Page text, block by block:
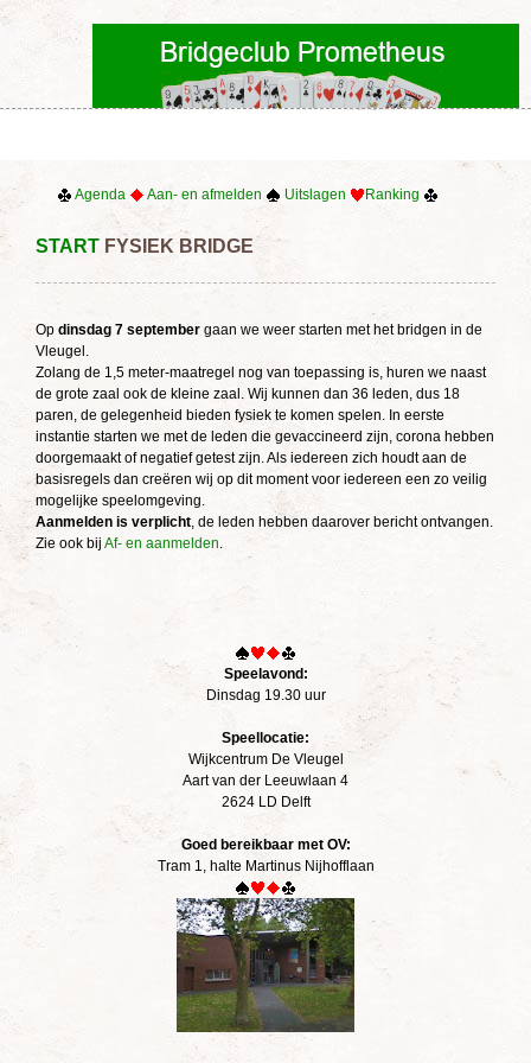
Agenda Aan- en afmelden Uitslagen Ranking
START FYSIEK BRIDGE
Op dinsdag 7 september gaan we weer starten met het bridgen in de
Vleugel.
Zolang de 1,5 meter-maatregel nog van toepassing is, huren we naast
de grote zaal ook de kleine zaal. Wij kunnen dan 36 leden, dus 18
paren, de gelegenheid bieden fysiek te komen spelen. In eerste
instantie starten we met de leden die gevaccineerd zijn, corona hebben
doorgemaakt of negatief getest zijn. Als iedereen zich houdt aan de
basisregels dan creëren wij op dit moment voor iedereen een zo veilig
mogelijke speelomgeving.
Aanmelden is verplicht, de leden hebben daarover bericht ontvangen.
Zie ook bij Af- en aanmelden.
Speelavond:
Dinsdag 19.30 uur
Speellocatie:
Wijkcentrum De Vleugel
Aart van der Leeuwlaan 4
2624 LD Delft
Goed bereikbaar met OV:
Tram 1, halte Martinus Nijhofflaan